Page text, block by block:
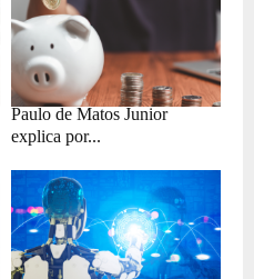
Paulo de Matos Junior
explica por...